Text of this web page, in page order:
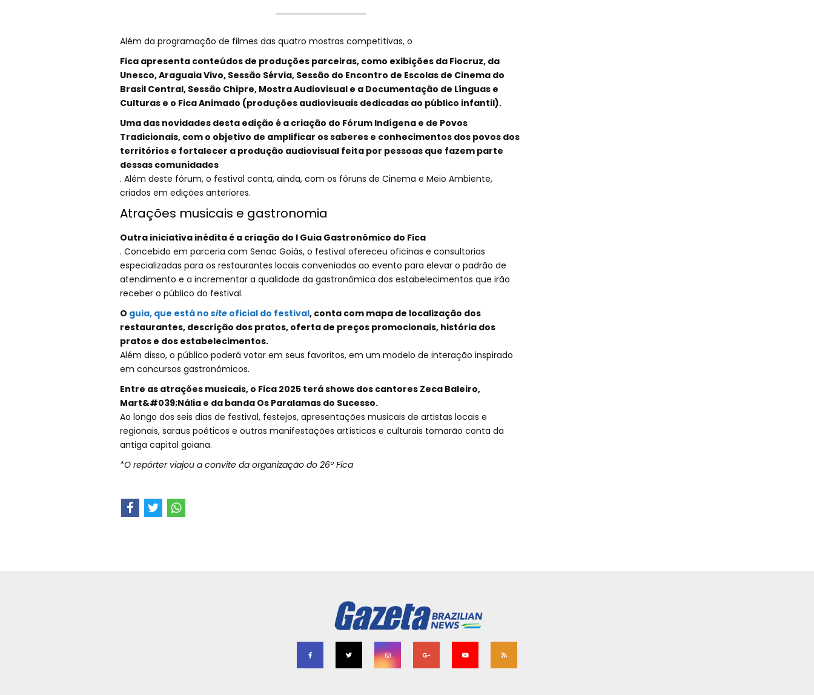
Além da programação de filmes das quatro mostras competitivas, o
Fica apresenta conteúdos de produções parceiras, como exibições da Fiocruz, da
Unesco, Araguaia Vivo, Sessão Sérvia, Sessão do Encontro de Escolas de Cinema do
Brasil Central, Sessão Chipre, Mostra Audiovisual e a Documentação de Línguas e
Culturas e o Fica Animado (produções audiovisuais dedicadas ao público infantil).
Uma das novidades desta edição é a criação do Fórum Indígena e de Povos
Tradicionais, com o objetivo de amplificar os saberes e conhecimentos dos povos dos
territórios e fortalecer a produção audiovisual feita por pessoas que fazem parte
dessas comunidades
. Além deste fórum, o festival conta, ainda, com os fóruns de Cinema e Meio Ambiente,
criados em edições anteriores.
Atrações musicais e gastronomia
Outra iniciativa inédita é a criação do I Guia Gastronômico do Fica
. Concebido em parceria com Senac Goiás, o festival ofereceu oficinas e consultorias
especializadas para os restaurantes locais conveniados ao evento para elevar o padrão de
atendimento e a incrementar a qualidade da gastronômica dos estabelecimentos que irão
receber o público do festival.
O guia, que está no site oficial do festival, conta com mapa de localização dos
restaurantes, descrição dos pratos, oferta de preços promocionais, história dos
pratos e dos estabelecimentos.
Além disso, o público poderá votar em seus favoritos, em um modelo de interação inspirado
em concursos gastronômicos.
Entre as atrações musicais, o Fica 2025 terá shows dos cantores Zeca Baleiro,
Mart&#039;Nália e da banda Os Paralamas do Sucesso.
Ao longo dos seis dias de festival, festejos, apresentações musicais de artistas locais e
regionais, saraus poéticos e outras manifestações artísticas e culturais tomarão conta da
antiga capital goiana.
*O repórter viajou a convite da organização do 26º Fica